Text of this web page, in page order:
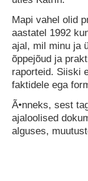
Mapi vahel olid
aastatel 1992
ajal, mil minu ja
õppejõud ja
raporteid. Siiski
faktidele ega
Ã•nneks, sest
ajaloolised
alguses,